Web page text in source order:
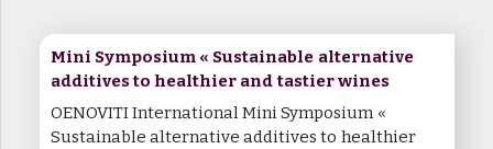
Mini Symposium « Sustainable alternative
additives to healthier and tastier wines
OENOVITI International Mini Symposium «
Sustainable alternative additives to healthier